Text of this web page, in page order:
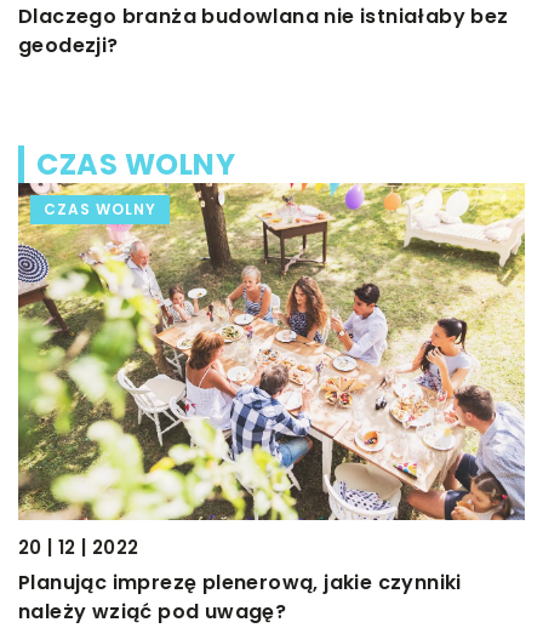
Dlaczego branża budowlana nie istniałaby bez
geodezji?
CZAS WOLNY
CZAS WOLNY
20 | 12 | 2022
Planując imprezę plenerową, jakie czynniki
należy wziąć pod uwagę?